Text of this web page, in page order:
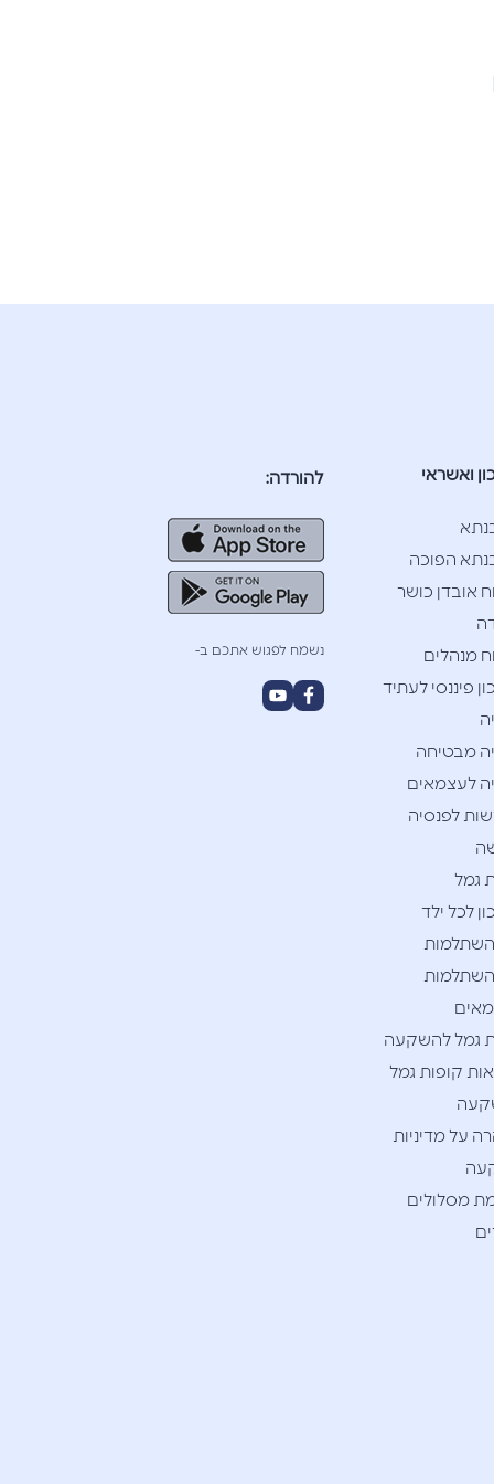
ואשראי
הפוכה
אובדן כושר
מנהלים
פיננסי לעתיד
מבטיחה
לעצמאים
לפנסיה
גמל
לכל ילד
השתלמות
השתלמות
גמל להשקעה
קופות גמל
על מדיניות
מסלולים
להורדה:
נשמח לפגוש אתכם ב-